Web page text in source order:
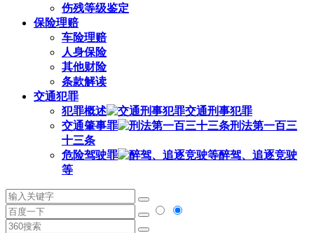
伤残等级鉴定
保险理赔
车险理赔
人身保险
其他财险
条款解读
交通犯罪
犯罪概述
交通刑事犯罪
交通肇事罪
刑法第一百三
十三条
危险驾驶罪
醉驾、追逐竞驶
等